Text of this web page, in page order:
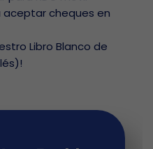
aceptar cheques en
Libro Blanco de